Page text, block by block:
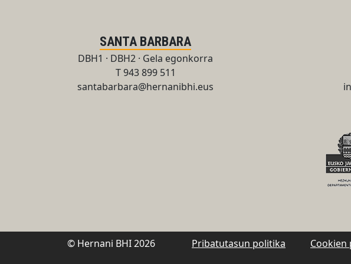
SANTA BARBARA
DBH1 · DBH2 · Gela egonkorra
T 943 899 511
santabarbara@hernanibhi.eus
© Hernani BHI 2026 Pribatutasun politika Cookien